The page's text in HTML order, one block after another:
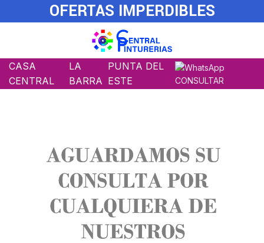
OFERTAS IMPERDIBLES
CASA
CENTRAL
LA
BARRA
PUNTA DEL
ESTE
CONSULTAR